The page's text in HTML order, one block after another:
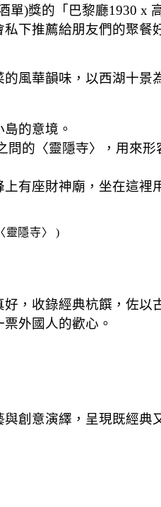
)獎的「巴黎廳1930 x
下推薦給朋友們的聚餐
風華韻味，以西湖十
的意境。
的〈靈隱寺〉，用來
有座財神廟，坐在這裡
隱寺〉 )
，收錄經典杭饌，佐
外國人的歡心。
創意演繹，呈現既經典